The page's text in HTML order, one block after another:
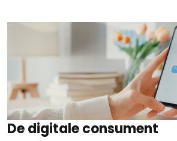
De digitale consument